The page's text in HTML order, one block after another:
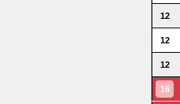
12
12
12
16